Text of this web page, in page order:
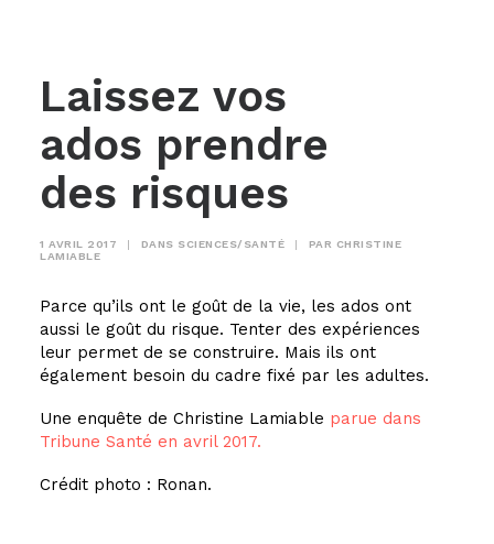
Laissez vos
ados prendre
des risques
1 AVRIL 2017 | DANS SCIENCES/SANTÉ | PAR CHRISTINE
LAMIABLE
Parce qu’ils ont le goût de la vie, les ados ont
aussi le goût du risque. Tenter des expériences
leur permet de se construire. Mais ils ont
également besoin du cadre fixé par les adultes.
Une enquête de Christine Lamiable parue dans
Tribune Santé en avril 2017.
Crédit photo : Ronan.